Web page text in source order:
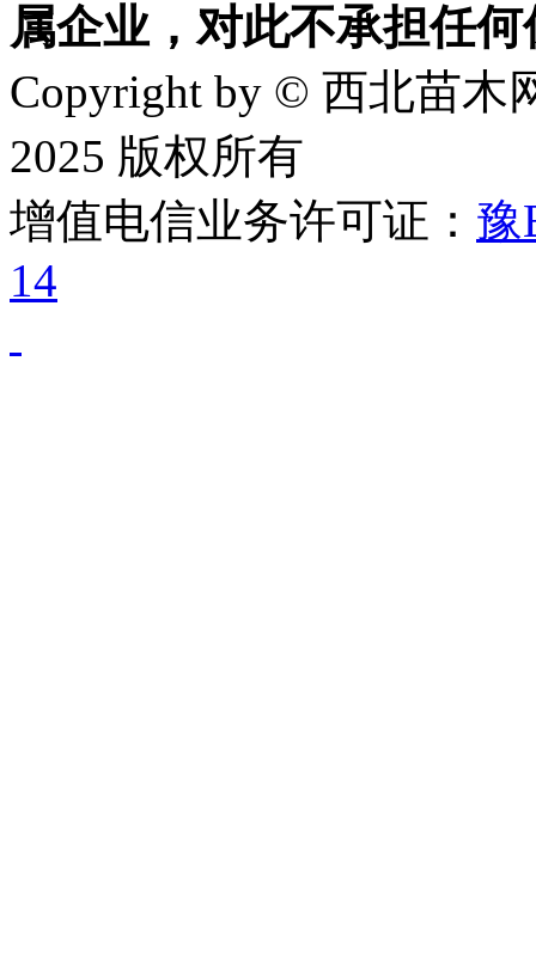
属企业，对此不承担任
Copyright by © 西北苗木
2025 版权所有
增值电信业务许可证： 豫
14